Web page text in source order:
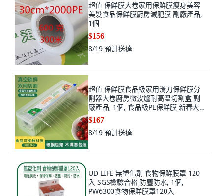
超值 保鮮膜大卷家用保鮮膜瘦身美容
美髮食品保鮮膜廚房減肥膜 副廠產品,
1個
$156
8/19 預計送達
超值 保鮮膜食品級家用滑刀保鮮膜分
割器大卷廚房微波爐耐高溫切割盒 副
廠產品, 1個, 食品級PE保鮮膜 新春大
吉 ,替換裝30cm*280米 300克一卷
$167
8/19 預計送達
UD LIFE 無塑化劑 食物保鮮膜罩 120
入 SGS檢驗合格 防塵防水, 1個,
PW6300食物保鮮膜罩120入